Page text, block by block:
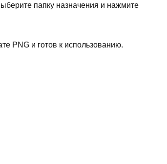
папку назначения и нажмите
PNG и готов к использованию.